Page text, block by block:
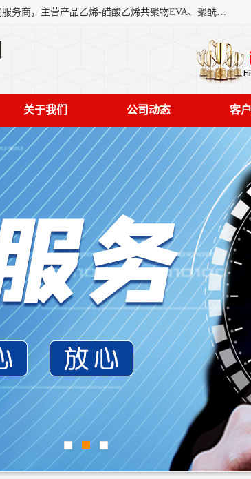
东莞市恒屹国际贸易有限公司（简称：恒屹国际）是一家石化原料综合营销服务商，主营产品乙烯-醋酸乙烯共聚物EVA、聚酰胺PA（尼龙）、醚酯型热塑弹性体TPEE等，公司秉承以市场为导向的战略思想，致力于大宗石化原料在中国市场的营销服务业务，为客户提供一站式的全面服务。
关于我们 公司动态 客